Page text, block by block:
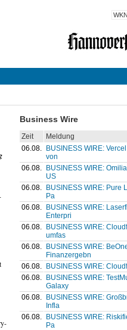
Business Wire
Zeit
Meldung
06.08.
BUSINESS WIRE:
von
06.08.
BUSINESS WIRE:
US
06.08.
BUSINESS WIRE: Pure
Pa
06.08.
BUSINESS WIRE:
Enterpri
06.08.
BUSINESS WIRE:
umfas
06.08.
BUSINESS WIRE:
Finanzergebn
06.08.
BUSINESS WIRE:
06.08.
BUSINESS WIRE:
Galaxy
06.08.
BUSINESS WIRE:
Infla
06.08.
BUSINESS WIRE:
Pa